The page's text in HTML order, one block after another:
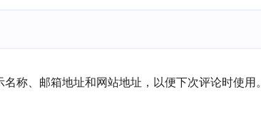
称、邮箱地址和网站地址，以便下次评论时使用。